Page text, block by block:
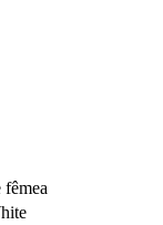
fêmea